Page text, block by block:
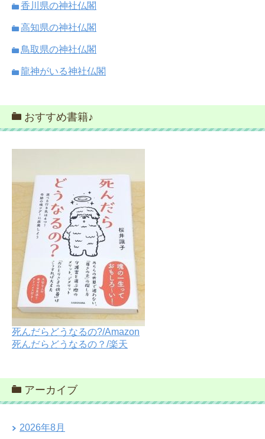
香川県の神社仏閣
高知県の神社仏閣
鳥取県の神社仏閣
龍神がいる神社仏閣
おすすめ書籍♪
死んだらどうなるの?/Amazon
死んだらどうなるの？/楽天
アーカイブ
2026年8月